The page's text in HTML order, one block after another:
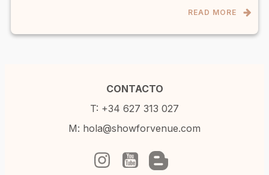
READ MORE
CONTACTO
T: +34 627 313 027
M: hola@showforvenue.com